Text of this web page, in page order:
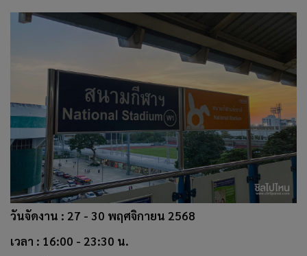
วันจัดงาน : 27 - 30 พฤศจิกายน 2568
เวลา : 16:00 - 23:30 น.